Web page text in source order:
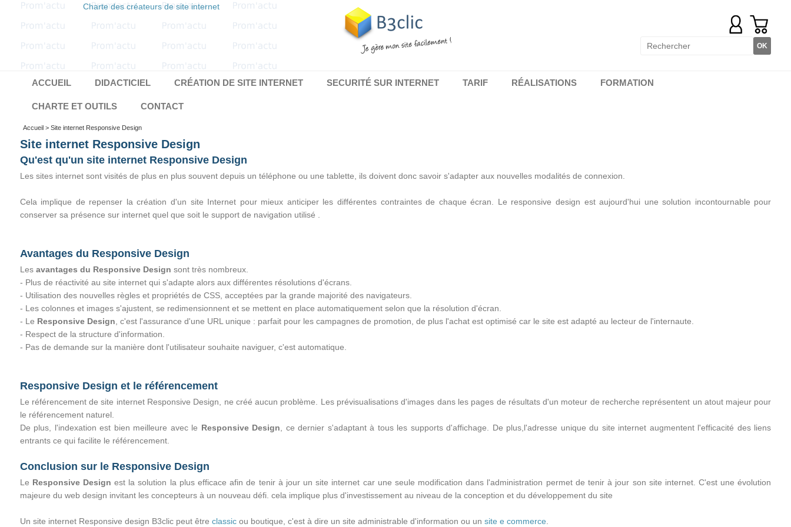
Charte des créateurs de site internet
ACCUEIL DIDACTICIEL CRÉATION DE SITE INTERNET SECURITÉ SUR INTERNET TARIF RÉALISATIONS FORMATION
CHARTE ET OUTILS CONTACT
Accueil> Site internet Responsive Design
Site internet Responsive Design
Qu'est qu'un site internet Responsive Design
Les sites internet sont visités de plus en plus souvent depuis un téléphone ou une tablette, ils doivent donc savoir s'adapter aux nouvelles modalités de connexion.
Cela implique de repenser la création d'un site Internet pour mieux anticiper les différentes contraintes de chaque écran. Le responsive design est aujourd'hui une solution incontournable pour
conserver sa présence sur internet quel que soit le support de navigation utilisé .
Avantages du Responsive Design
Les avantages du Responsive Design sont très nombreux.
- Plus de réactivité au site internet qui s'adapte alors aux différentes résolutions d'écrans.
- Utilisation des nouvelles règles et propriétés de CSS, acceptées par la grande majorité des navigateurs.
- Les colonnes et images s'ajustent, se redimensionnent et se mettent en place automatiquement selon que la résolution d'écran.
- Le Responsive Design , c'est l'assurance d'une URL unique : parfait pour les campagnes de promotion, de plus l'achat est optimisé car le site est adapté au lecteur de l'internaute.
- Respect de la structure d'information.
- Pas de demande sur la manière dont l'utilisateur souhaite naviguer, c'est automatique.
Responsive Design et le référencement
Le référencement de site internet Responsive Design, ne créé aucun problème. Les prévisualisations d'images dans les pages de résultats d'un moteur de recherche représentent un atout majeur pour
le référencement naturel.
De plus, l'indexation est bien meilleure avec le Responsive Design , ce dernier s'adaptant à tous les supports d'affichage. De plus,l'adresse unique du site internet augmentent l'efficacité des liens
entrants ce qui facilite le référencement.
Conclusion sur le Responsive Design
Le Responsive Design est la solution la plus efficace afin de tenir à jour un site internet car une seule modification dans l'administration permet de tenir à jour son site internet. C'est une évolution
majeure du web design invitant les concepteurs à un nouveau défi. cela implique plus d'investissement au niveau de la conception et du développement du site
Un site internet Responsive design B3clic peut être classicou boutique, c'est à dire un site administrable d'information ou un site e commerce